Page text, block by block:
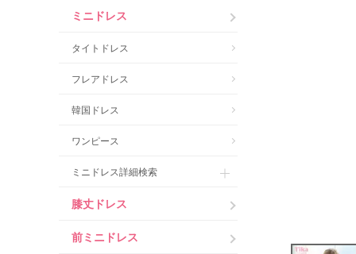
ミニドレス
タイトドレス
フレアドレス
韓国ドレス
ワンピース
ミニドレス詳細検索
膝丈ドレス
前ミニドレス